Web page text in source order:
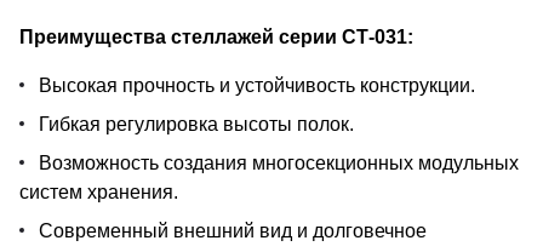
Преимущества стеллажей серии СТ-031:
Высокая прочность и устойчивость конструкции.
Гибкая регулировка высоты полок.
Возможность создания многосекционных модульных
систем хранения.
Современный внешний вид и долговечное